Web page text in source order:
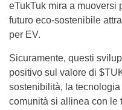
eTukTuk mira a muoversi
futuro eco-sostenibile
per EV.
Sicuramente, questi
positivo sul valore di
sostenibilità, la
comunità si allinea con le